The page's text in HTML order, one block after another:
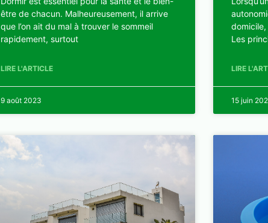
être de chacun. Malheureusement, il arrive
que l’on ait du mal à trouver le sommeil
rapidement, surtout
LIRE L'ARTICLE
9 août 2023
domicile,
Les
LIRE
15 juin